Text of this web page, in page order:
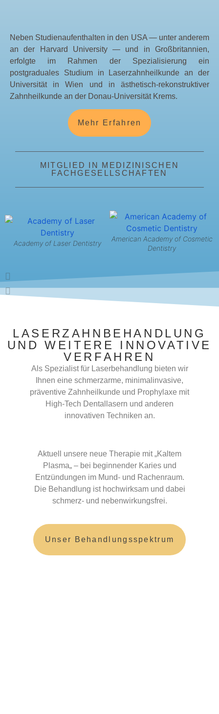
Neben Studienaufenthalten in den USA — unter anderem
an der Harvard University — und in Großbritannien,
erfolgte im Rahmen der Spezialisierung ein
postgraduales Studium in Laserzahnheilkunde an der
Universität in Wien und in ästhetisch-rekonstruktiver
Zahnheilkunde an der Donau-Universität Krems.
Mehr Erfahren
MITGLIED IN MEDIZINISCHEN
FACHGESELLSCHAFTEN
Academy of Laser Dentistry
American Academy of Cosmetic
Dentistry
LASERZAHNBEHANDLUNG
UND WEITERE INNOVATIVE
VERFAHREN
Als Spezialist für Laserbehandlung bieten wir
Ihnen eine schmerzarme, minimalinvasive,
präventive Zahnheilkunde und Prophylaxe mit
High-Tech Dentallasern und anderen
innovativen Techniken an.
Aktuell unsere neue Therapie mit „Kaltem
Plasma„ – bei beginnender Karies und
Entzündungen im Mund- und Rachenraum.
Die Behandlung ist hochwirksam und dabei
schmerz- und nebenwirkungsfrei.
Unser Behandlungsspektrum